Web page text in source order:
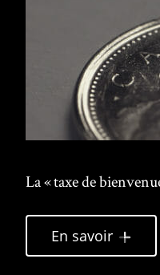
La « taxe de
En savoir